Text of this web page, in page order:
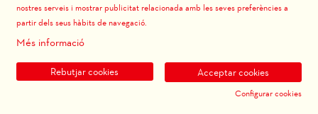
Projecte associat a:
nostres serveis i mostrar publicitat relacionada amb les seves preferències a
partir dels seus hàbits de navegació.
Més informació
Acceptar cookies
Rebutjar cookies
Configurar cookies